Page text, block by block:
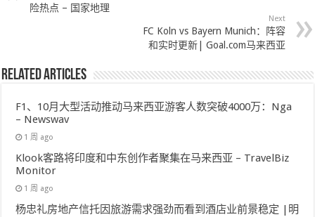
险热点 – 国家地理
Next
FC Koln vs Bayern Munich：阵容
和实时更新| Goal.com马来西亚
Related Articles
F1、10月大型活动推动马来西亚游客人数突破4000万：Nga
– Newswav
1 周 ago
Klook客路将印度和中东创作者聚集在马来西亚 – TravelBiz
Monitor
1 周 ago
杨忠礼房地产信托因旅游需求强劲而看到酒店业前景稳定 |明